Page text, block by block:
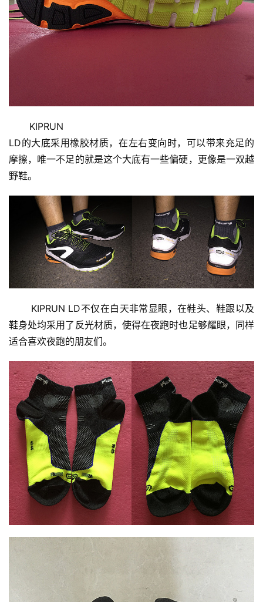
视
频
精
运
动
集
KIPRUN
LD的大底采用橡胶材质，在左右变向时，可以带来充足的
摩擦，唯一不足的就是这个大底有一些偏硬，更像是一双越
野鞋。
KIPRUN LD不仅在白天非常显眼，在鞋头、鞋跟以及
鞋身处均采用了反光材质，使得在夜跑时也足够耀眼，同样
适合喜欢夜跑的朋友们。